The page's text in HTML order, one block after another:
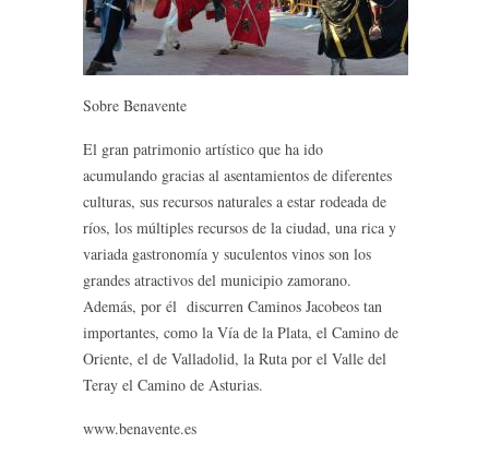
Sobre Benavente
El gran patrimonio artístico que ha ido
acumulando gracias al asentamientos de diferentes
culturas, sus recursos naturales a estar rodeada de
ríos, los múltiples recursos de la ciudad, una rica y
variada gastronomía y suculentos vinos son los
grandes atractivos del municipio zamorano.
Además, por él discurren Caminos Jacobeos tan
importantes, como la Vía de la Plata, el Camino de
Oriente, el de Valladolid, la Ruta por el Valle del
Teray el Camino de Asturias.
www.benavente.es